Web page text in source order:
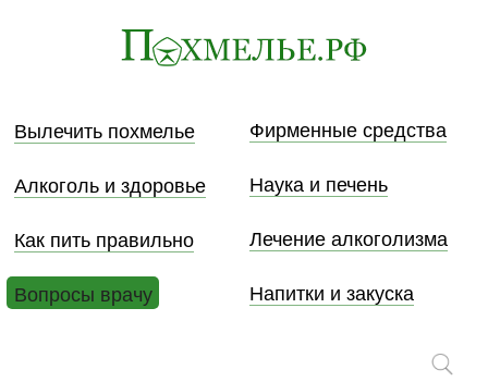
Вылечить похмелье
Фирменные средства
Алкоголь и здоровье
Наука и печень
Как пить правильно
Лечение алкоголизма
Вопросы врачу
Напитки и закуска